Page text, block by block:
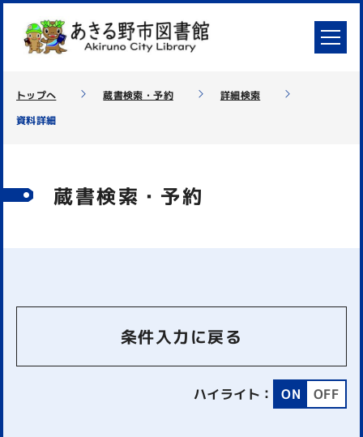
トップへ 蔵書検索・予約
詳細検索
資料詳細
蔵書検索・予約
条件入力に戻る
ハイライト： ON OFF